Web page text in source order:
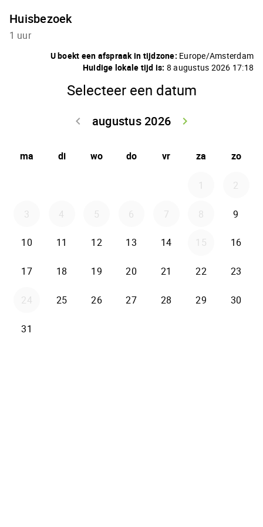
Huisbezoek
1 uur
U boekt een afspraak in tijdzone: Europe/Amsterdam
Huidige lokale tijd is: 8 augustus 2026 17:18
Selecteer een datum
augustus 2026
keyboard_arrow_left
keyboard_arrow_right
ma di wo do vr za zo
1 2
3 4 5 6 7 8 9
10 11 12 13 14 15 16
17 18 19 20 21 22 23
24 25 26 27 28 29 30
31